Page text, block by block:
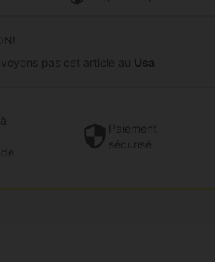
pas cet article au Usa
à
Paiement
sécurisé